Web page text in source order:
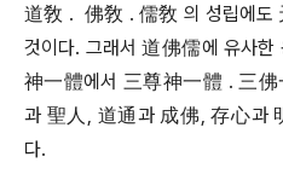
道敎 . 佛敎 . 儒敎 의 성립에도
것이다. 그래서 道佛儒에 유사한
神一體에서 三尊神一體 . 三
과 聖人, 道通과 成佛, 存心과
다.